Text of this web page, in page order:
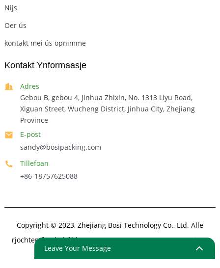
Nijs
Oer ús
kontakt mei ús opnimme
Kontakt Ynformaasje
Adres
Gebou B, gebou 4, Jinhua Zhixin, No. 1313 Liyu Road,
Xiguan Street, Wucheng District, Jinhua City, Zhejiang
Province
E-post
sandy@bosipacking.com
Tillefoan
+86-18757625088
Copyright © 2023, Zhejiang Bosi Technology Co., Ltd. Alle
rjochten foarbehâlden.Sitemap - SitemapTrans - Top sykjen
Leave Your Message